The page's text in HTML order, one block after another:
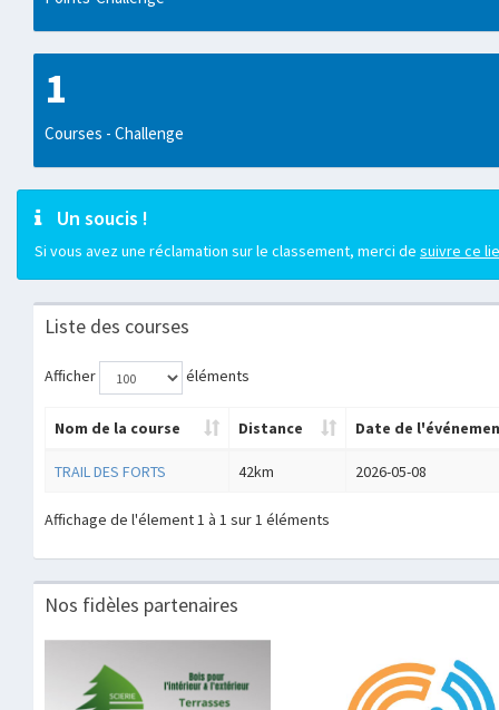
1
Courses - Challenge
Un soucis !
Si vous avez une réclamation sur le classement, merci de suivre ce
Liste des courses
Afficher éléments
Nom de la course Distance Date de
TRAIL DES FORTS 42km 2026-05-08
Affichage de l'élement 1 à 1 sur 1 éléments
Nos fidèles partenaires